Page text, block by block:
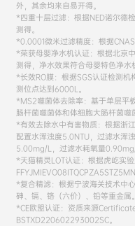
外，其余均来自易开得。
*四重十层过滤：根据NED诺尔德
测得。
*0.0001微米过滤精度：根据
*荣获母婴净水机认证：根据北京
测得，净水效果符合母婴特色净水
*长效RO膜：根据SGS认证检测
测位点达到6000L。
*MS2噬菌体去除率：基于单层平
肠杆菌噬菌体和体细胞大肠杆菌噬
*有效去除水中有害物质：根据浙
配置水浑浊度5.0NTU，过滤水浑
5.00mg/L，过滤水耗氧量
*天猫精灵LOT认证：根据虎屹实
*复合精滤：根据宁波海关技术中
砷、镉、铬（六价）、铅等重金属。
*CE欧盟认证：资质来源
BSTXD220602293002SC。